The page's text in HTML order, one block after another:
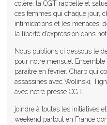
colère, la CGT rappelle et
ces femmes qui chaque jour,
intimidations et les menaces,
la liberté d’expression dans
Nous publions ci dessous le
pour notre mensuel
paraître en février. Charb qui
assassinés avec Wolinski,
avec notre presse CGT.
joindre à toutes les initiatives
weekend partout en France